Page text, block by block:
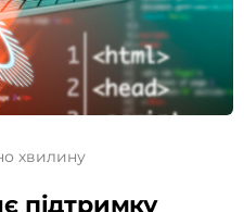
хвилину
підтримку